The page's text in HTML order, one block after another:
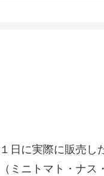
日に実際に販売
ミニトマト・ナ